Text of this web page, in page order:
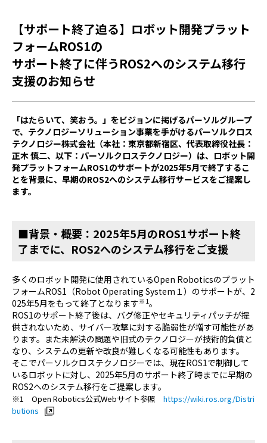
【サポート終了迫る】ロボット開発プラット
フォームROS1の
サポート終了に伴うROS2へのシステム移行
支援のお知らせ
「はたらいて、笑おう。」をビジョンに掲げるパーソルグループ
で、テクノロジーソリューション事業を手がけるパーソルクロス
テクノロジー株式会社（本社：東京都新宿区、代表取締役社長：
正木 慎二、以下：パーソルクロステクノロジー）は、ロボット開
発プラットフォームROS1のサポートが2025年5月で終了するこ
とを背景に、早期のROS2へのシステム移行サービスをご提案し
ます。
■背景・概要：2025年5月のROS1サポート終
了までに、ROS2へのシステム移行をご支援
多くのロボット開発に使用されているOpen Roboticsのプラット
フォームROS1（Robot Operating System１）のサポートが、2
025年5月をもって終了となります※1。
ROS1のサポート終了後は、バグ修正やセキュリティパッチが提
供されないため、サイバー攻撃に対する脆弱性が増す可能性があ
ります。また未解決の問題や旧式のテクノロジーが技術的負債と
なり、システムの更新や改良が難しくなる可能性もあります。
そこでパーソルクロステクノロジーでは、現在ROS1で制御して
いるロボットに対し、2025年5月のサポート終了時までに早期の
ROS2へのシステム移行をご提案します。
※1 Open Robotics公式Webサイト参照 https://wiki.ros.org/Distri
butions